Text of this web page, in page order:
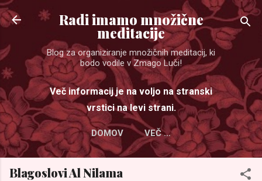
Preskoči na glavno vsebino
Radi imamo množične
meditacije
Blog za organiziranje množičnih meditacij, ki
bodo vodile v Zmago Luči!
Več informacij je na voljo na stranski
vrstici na levi strani.
DOMOV VEČ …
Blagoslovi Al Nilama